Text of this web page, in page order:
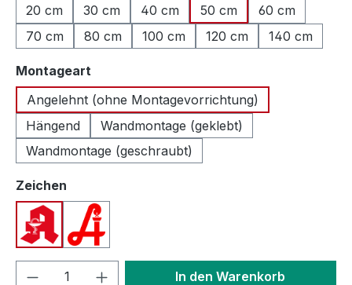
20 cm
30 cm 40 cm 50 cm
60 cm
70 cm
80 cm 100 cm 120 cm 140 cm
Montageart
Angelehnt (ohne Montagevorrichtung)
Hängend
Wandmontage (geklebt)
Wandmontage (geschraubt)
Zeichen
Apotheken A (Deutschland)
Apotheken A (Österreich)
Produkt Anzahl: Gib denIn den Warenkorb